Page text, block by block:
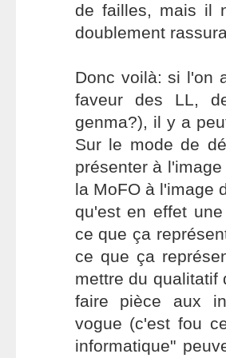
de failles, mais il
doublement
Donc voilà: si l'on
faveur des LL,
genma?), il y a
Sur le mode de
présenter à
la MoFO à l'image
qu'est en effet
ce que ça
ce que ça
mettre du qualitatif
faire pièce aux
vogue (c'est fou
informatique"